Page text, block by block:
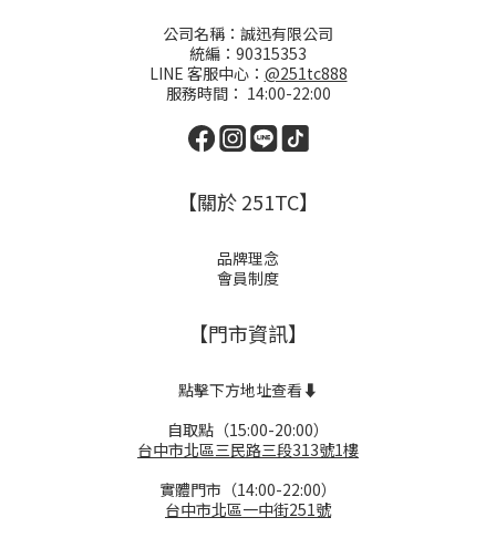
公司名稱：誠迅有限公司
統編：90315353
LINE 客服中心： @251tc888
服務時間： 14:00-22:00
【關於 251TC】
品牌理念
會員制度
【門市資訊】
點擊下方地址查看⬇️
自取點（15:00-20:00）
台中市北區三民路三段313號1樓
實體門市（14:00-22:00）
台中市北區一中街251號